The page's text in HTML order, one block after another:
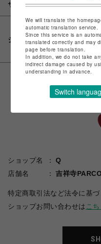
サイズ
シェアする
ショップ名
Q
店舗名
吉祥寺
特定商取引法など法令に基づ
ショップお問い合わせは こち
We will translate the
automatic translation service.
Since this service is an
translated correctly and may
page before translation.
In addition, we do not take
indirect damage caused by
understanding in advance.
Switch